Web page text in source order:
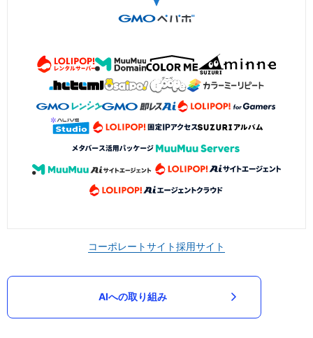
コーポレートサイト採用サイト
AIへの取り組み